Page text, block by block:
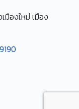
มืองใหม่ เมือง